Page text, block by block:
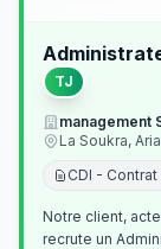
TJ
management
La Soukra,
CDI -
Notre client,
recrute un